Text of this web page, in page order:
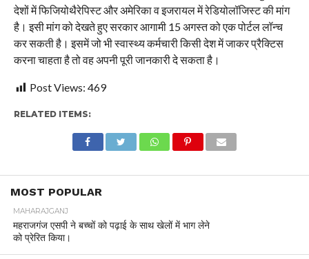
देशों में फिजियोथैरेपिस्ट और अमेरिका व इजरायल में रेडियोलॉजिस्ट की मांग
है। इसी मांग को देखते हुए सरकार आगामी 15 अगस्त को एक पोर्टल लॉन्च
कर सकती है। इसमें जो भी स्वास्थ्य कर्मचारी किसी देश में जाकर प्रैक्टिस
करना चाहता है तो वह अपनी पूरी जानकारी दे सकता है।
Post Views: 469
RELATED ITEMS:
MOST POPULAR
MAHARAJGANJ
महराजगंज एसपी ने बच्चों को पढ़ाई के साथ खेलों में भाग लेने
को प्रेरित किया।